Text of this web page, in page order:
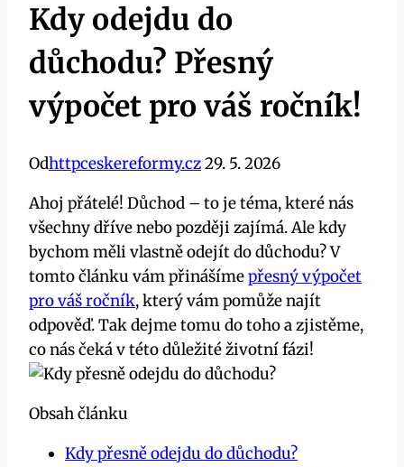
Kdy odejdu do
důchodu? Přesný
výpočet pro váš ročník!
Odhttpceskereformy.cz29. 5. 2026
Ahoj přátelé! Důchod – to je téma, které nás
všechny dříve nebo později zajímá. Ale kdy
bychom měli vlastně odejít do důchodu? V
tomto článku vám přinášímepřesný výpočet
pro váš ročník, který vám pomůže najít
odpověď. Tak dejme tomu do toho a zjistěme,
co nás čeká v této důležité životní fázi!
Obsah článku
Kdy přesně odejdu do důchodu?